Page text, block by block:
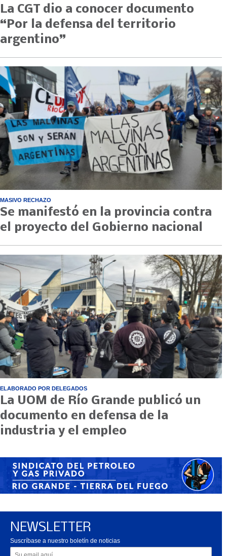
La CGT dio a conocer documento
“Por la defensa del territorio
argentino”
MASIVO RECHAZO
Se manifestó en la provincia contra
el proyecto del Gobierno nacional
ELABORADO POR DELEGADOS
La UOM de Río Grande publicó un
documento en defensa de la
industria y el empleo
NEWSLETTER
Suscríbase a nuestro boletín de noticias